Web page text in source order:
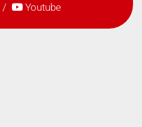
/ Youtube